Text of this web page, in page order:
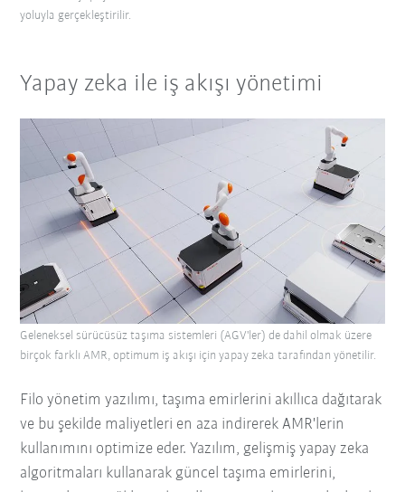
yoluyla gerçekleştirilir.
Yapay zeka ile iş akışı yönetimi
Filo yönetim yazılımı, taşıma emirlerini akıllıca dağıtarak
ve bu şekilde maliyetleri en aza indirerek AMR'lerin
kullanımını optimize eder. Yazılım, gelişmiş yapay zeka
algoritmaları kullanarak güncel taşıma emirlerini,
Geleneksel sürücüsüz taşıma sistemleri (AGV'ler) de dahil olmak üzere
birçok farklı AMR, optimum iş akışı için yapay zeka tarafından yönetilir.